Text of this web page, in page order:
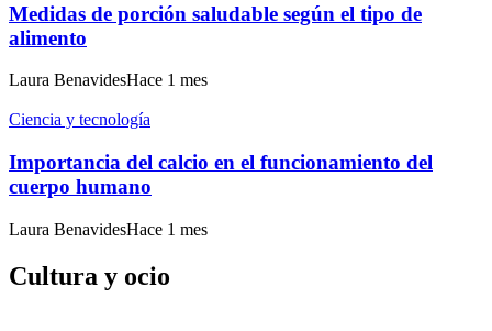
Medidas de porción saludable según el tipo de
alimento
Laura BenavidesHace 1 mes
Ciencia y tecnología
Importancia del calcio en el funcionamiento del
cuerpo humano
Laura BenavidesHace 1 mes
Cultura y ocio